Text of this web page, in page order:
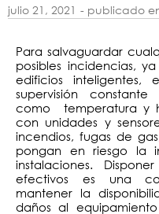
julio 21, 2021 - publicado
Para salvaguardar
posibles incidencias,
edificios inteligentes,
supervisión
como temperatura y
con unidades y
incendios, fugas de
pongan en riesgo la
instalaciones.
efectivos es una
mantener la
daños al